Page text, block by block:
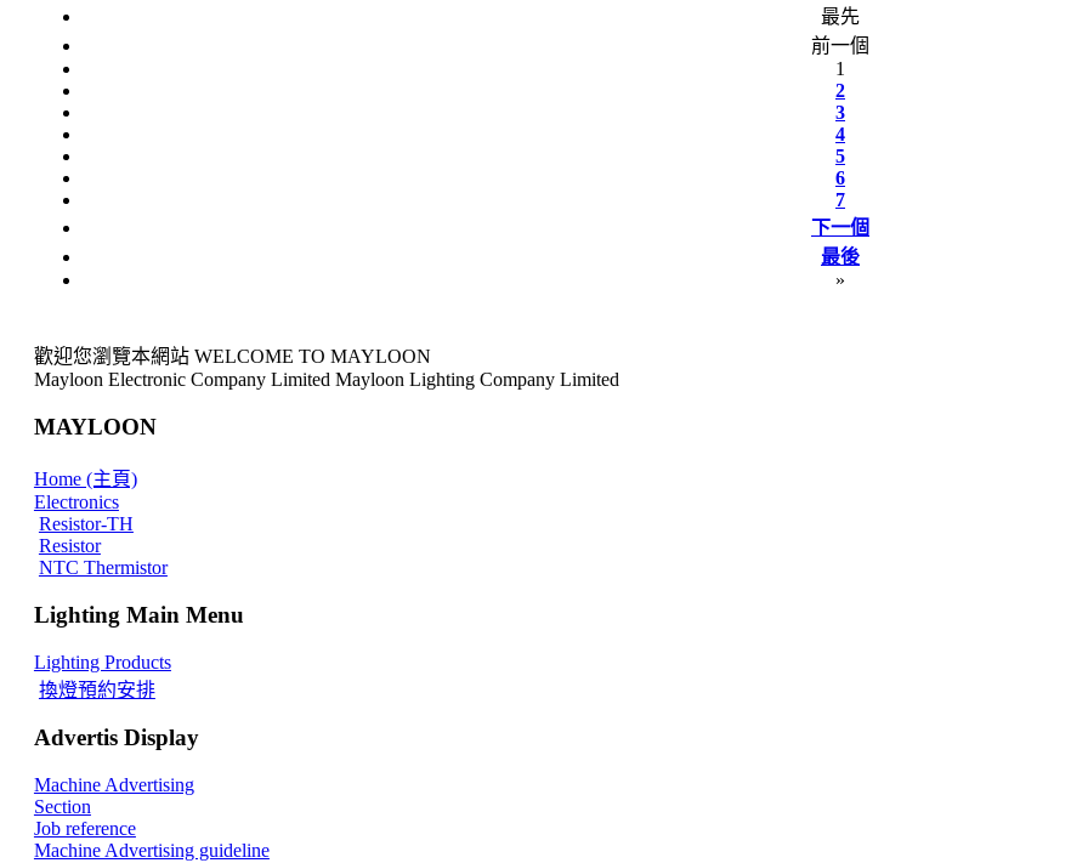
最先
前一個
1
2
3
4
5
6
7
下一個
最後
»
歡迎您瀏覽本網站 WELCOME TO MAYLOON
Mayloon Electronic Company Limited Mayloon Lighting Company Limited
MAYLOON
Home (主頁)
Electronics
Resistor-TH
Resistor
NTC Thermistor
Lighting Main Menu
Lighting Products
換燈預約安排
Advertis Display
Machine Advertising
Section
Job reference
Machine Advertising guideline